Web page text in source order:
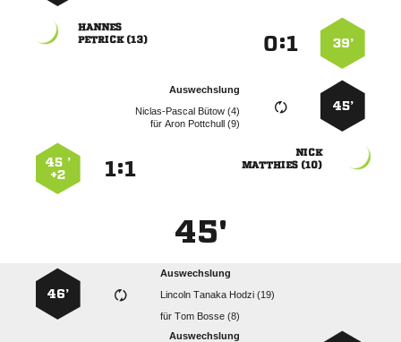
39’
:

 
45’
Auswechslung
  
für  

 
:
45 ’
+2
45'
Auswechslung
   
für  
46’
Auswechslung